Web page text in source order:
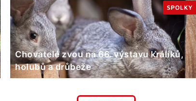
Chovatelé zvou na 66. výstavu králíků,
holubů a drůbeže
SPOLKY